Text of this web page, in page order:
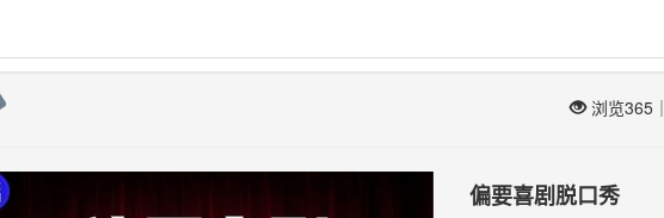
浏览365｜
偏要喜剧脱口秀